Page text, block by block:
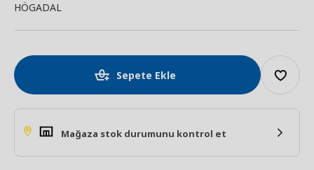
HÖGADAL
Sepete Ekle
Mağaza stok durumunu kontrol et